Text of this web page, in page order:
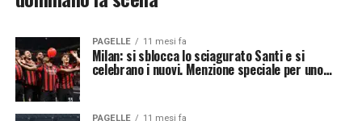
PAGELLE 11 mesi fa
Milan: si sblocca lo sciagurato Santi e si
celebrano i nuovi. Menzione speciale per uno…
PAGELLE 11 mesi fa